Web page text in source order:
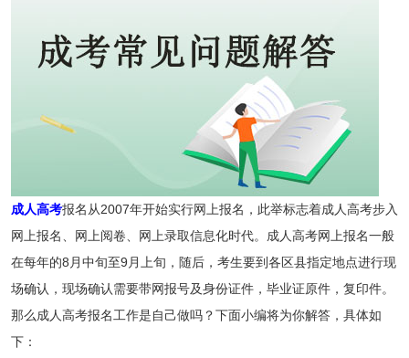
成人高考报名从2007年开始实行网上报名，此举标志着成人高考步入
网上报名、网上阅卷、网上录取信息化时代。成人高考网上报名一般
在每年的8月中旬至9月上旬，随后，考生要到各区县指定地点进行现
场确认，现场确认需要带网报号及身份证件，毕业证原件，复印件。
那么成人高考报名工作是自己做吗？下面小编将为你解答，具体如
下：